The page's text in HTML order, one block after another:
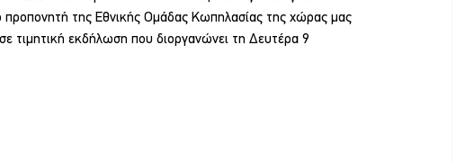
προπονητή της Εθνικής Ομάδας Κωπηλασίας της χώρας μας
τιμητική εκδήλωση που διοργανώνει τη Δευτέρα 9